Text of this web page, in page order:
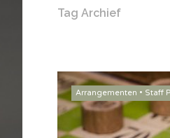
Tag Archief
Arrangementen • Staff